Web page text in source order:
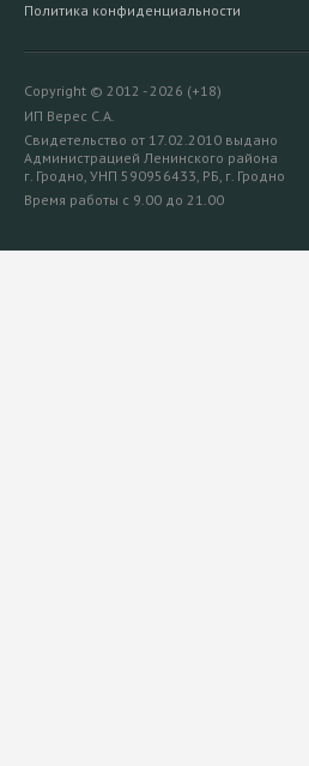
Политика конфиденциальности
Copyright © 2012 - 2026 (+18)
ИП Верес С.А.
Свидетельство от 17.02.2010 выдано
Администрацией Ленинского района
г. Гродно, УНП 590956433, РБ, г. Гродно
Время работы с 9.00 до 21.00